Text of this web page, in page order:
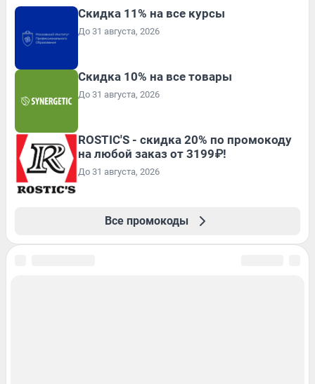
Скидка 11% на все курсы
До 31 августа, 2026
Скидка 10% на все товары
До 31 августа, 2026
ROSTIC'S - скидка 20% по промокоду
на любой заказ от 3199₽!
До 31 августа, 2026
Все промокоды